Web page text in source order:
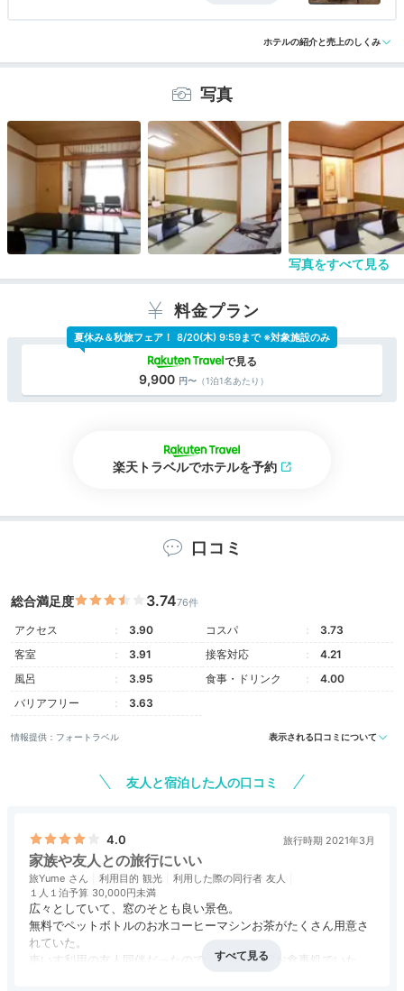
アクセス 3.5 コスパ 4.0 客室 3.0 接客対応 3.5 風呂 3.5
ホテルの紹介と売上のしくみ
写真
写真をすべて見る
料金プラン
9,900 （1泊1名あたり）
夏休み＆秋旅フェア！ 8/20(木) 9:59まで ※対象施設のみ
楽天トラベルでホテルを予約
口コミ
総合満足度 3.7476件
アクセス 3.90 コスパ
3.73
客室
3.91 接客対応
4.21
風呂
3.95 食事・ドリンク
4.00
バリアフリー
3.63
情報提供：フォートラベル 表示される口コミについて
友人と宿泊した人の口コミ
4.0 旅行時期 2021年3月
家族や友人との旅行にいい
旅Yume 利用目的 観光 利用した際の同行者 友人
１人１泊予算 30,000円未満
広々としていて、窓のそとも良い景色。
無料でペットボトルのお水コーヒーマシンお茶がたくさん用意さ
れていた。
車いす利用の友人同伴だったので、食事は個室お食事処でいただ